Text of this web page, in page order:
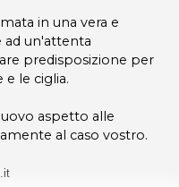
in una vera e
ad un'attenta
predisposizione per
le ciglia.
aspetto alle
al caso vostro.